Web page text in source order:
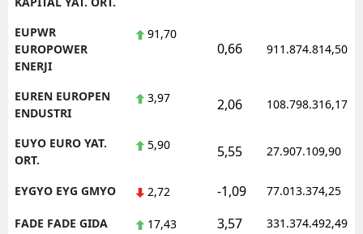
EUPWR
EUROPOWER
ENERJI
91,70
0,66 911.874.814,50
EUREN EUROPEN
ENDUSTRI
3,97 2,06 108.798.316,17
EUYO EURO YAT.
ORT.
5,90 5,55 27.907.109,90
EYGYO EYG GMYO 2,72 -1,09 77.013.374,25
FADE FADE GIDA 17,43 3,57 331.374.492,49